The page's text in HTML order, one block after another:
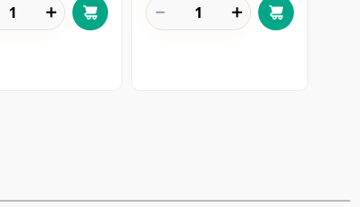
＋ ＋
－